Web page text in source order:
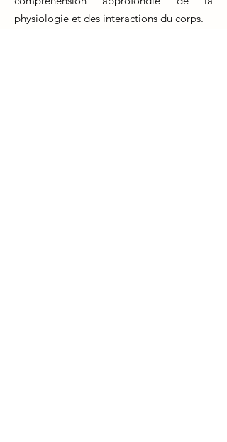
physiologie et des interactions du corps.